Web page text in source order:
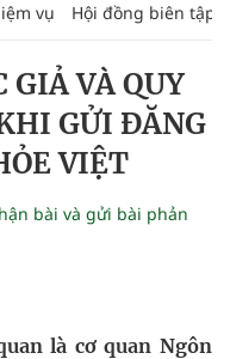
vụ Hội đồng biên tập
GIẢ VÀ QUY
GỬI ĐĂNG
VIỆT
bài và gửi bài phản
là cơ quan Ngôn